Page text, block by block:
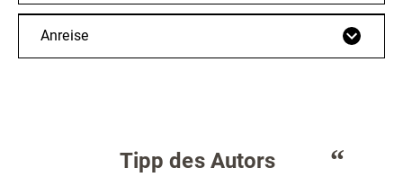
Anreise
Tipp des Autors